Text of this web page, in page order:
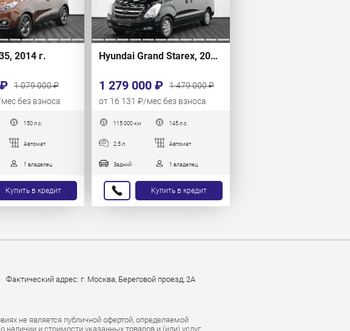
2014 г.
1 079 000 ₽
без взноса
150 л.с.
Автомат
1 владелец
Купить в кредит
Hyundai Grand Starex, 2013 г.
1 279 000 ₽
1 479 000 ₽
от 16 131 ₽/мес без взноса
115 000 км 145 л.с.
2.5 л. Автомат
Задний 1 владелец
Купить в кредит
Фактический адрес: г. Москва, Береговой проезд, 2А
не является публичной офертой, определяемой
и стоимости указанных товаров и (или) услуг,